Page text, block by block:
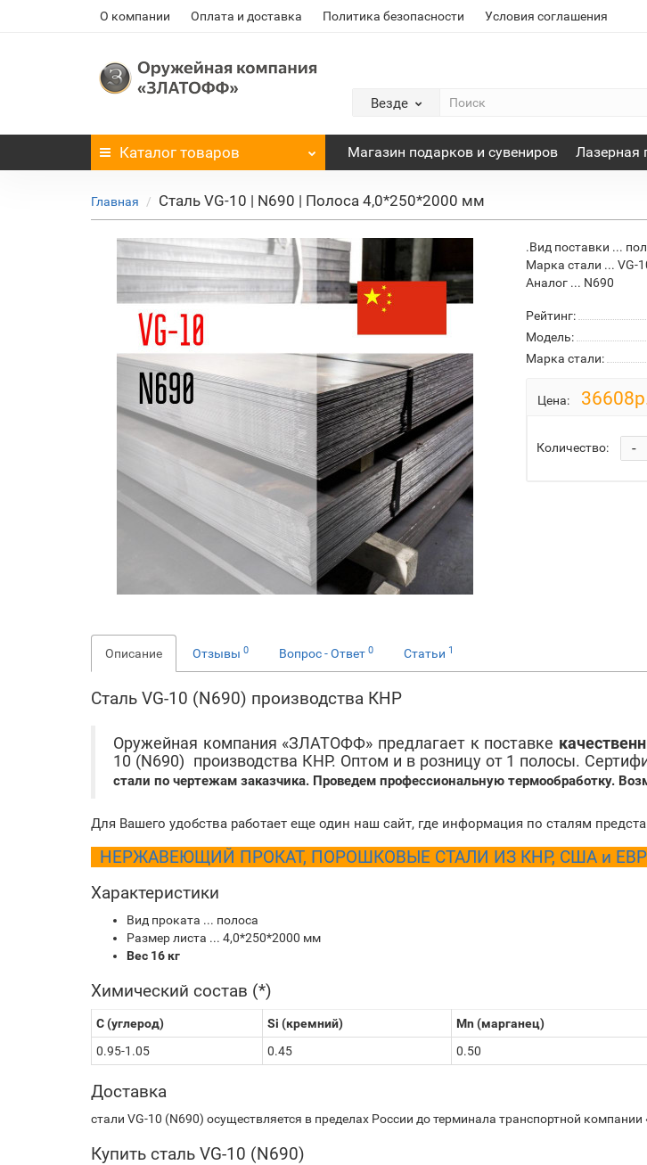
О компании Оплата и доставка Политика безопасности Условия соглашения
Везде
Каталог товаров Магазин подарков и сувениров Лазерная
Главная Сталь VG-10 | N690 | Полоса 4,0*250*2000 мм
.Вид поставки ...
Марка стали ... VG-
Аналог ... N690
Рейтинг:
Модель:
Марка стали:
Цена:
Количество: -
Описание Отзывы 0 Вопрос - Ответ 0 Статьи 1
Сталь VG-10 (N690) производства КНР
Оружейная компания «ЗЛАТОФФ» предлагает к поставке
10 (N690) производства КНР. Оптом и в розницу от 1 полосы.
стали по чертежам заказчика. Проведем профессиональную термообработку.
Для Вашего удобства работает еще один наш сайт, где информация по сталям
НЕРЖАВЕЮЩИЙ ПРОКАТ, ПОРОШКОВЫЕ СТАЛИ ИЗ КНР, США и
Характеристики
Вид проката ... полоса
Размер листа ... 4,0*250*2000 мм
Вес 16 кг
Химический состав (*)
C (углерод) Si (кремний) Mn (марганец)
0.95-1.05
0.45 0.50
Доставка
стали VG-10 (N690) осуществляется в пределах России до терминала транспортной
Купить сталь VG-10 (N690)